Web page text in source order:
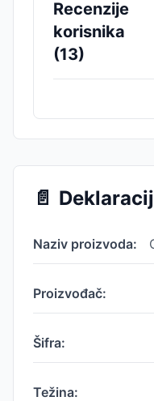
Recenzije
korisnika
(13)
📄
Naziv proizvoda:
Proizvođač:
Šifra:
Težina: